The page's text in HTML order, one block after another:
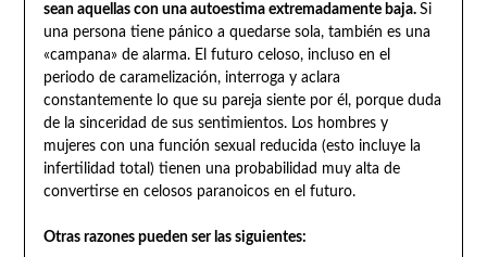
sean aquellas con una autoestima extremadamente baja. Si
una persona tiene pánico a quedarse sola, también es una
«campana» de alarma. El futuro celoso, incluso en el
periodo de caramelización, interroga y aclara
constantemente lo que su pareja siente por él, porque duda
de la sinceridad de sus sentimientos. Los hombres y
mujeres con una función sexual reducida (esto incluye la
infertilidad total) tienen una probabilidad muy alta de
convertirse en celosos paranoicos en el futuro.
Otras razones pueden ser las siguientes: